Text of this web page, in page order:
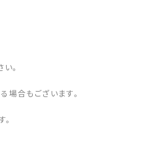
。
合もございます。